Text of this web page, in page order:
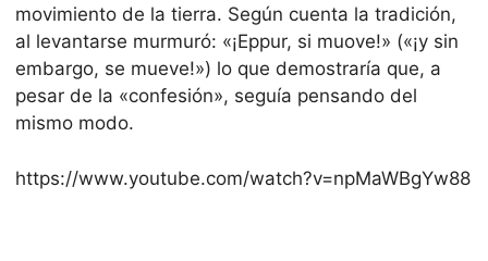
movimiento de la tierra. Según cuenta la tradición,
al levantarse murmuró: «¡Eppur, si muove!» («¡y sin
embargo, se mueve!») lo que demostraría que, a
pesar de la «confesión», seguía pensando del
mismo modo.
https://www.youtube.com/watch?v=npMaWBgYw88